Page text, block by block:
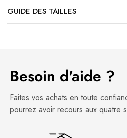
GUIDE DES TAILLES
Besoin d'aide ?
Faites vos achats en toute
pourrez avoir recours aux quatre